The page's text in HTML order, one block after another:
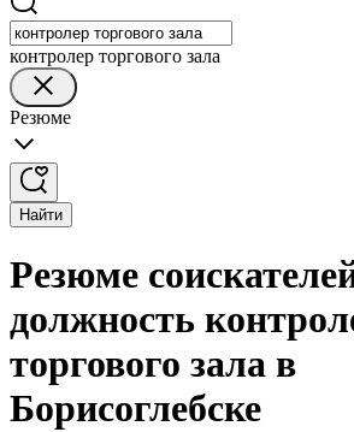
контролер торгового зала
Резюме
Найти
Резюме
должность
торгового зала в
Борисоглебске